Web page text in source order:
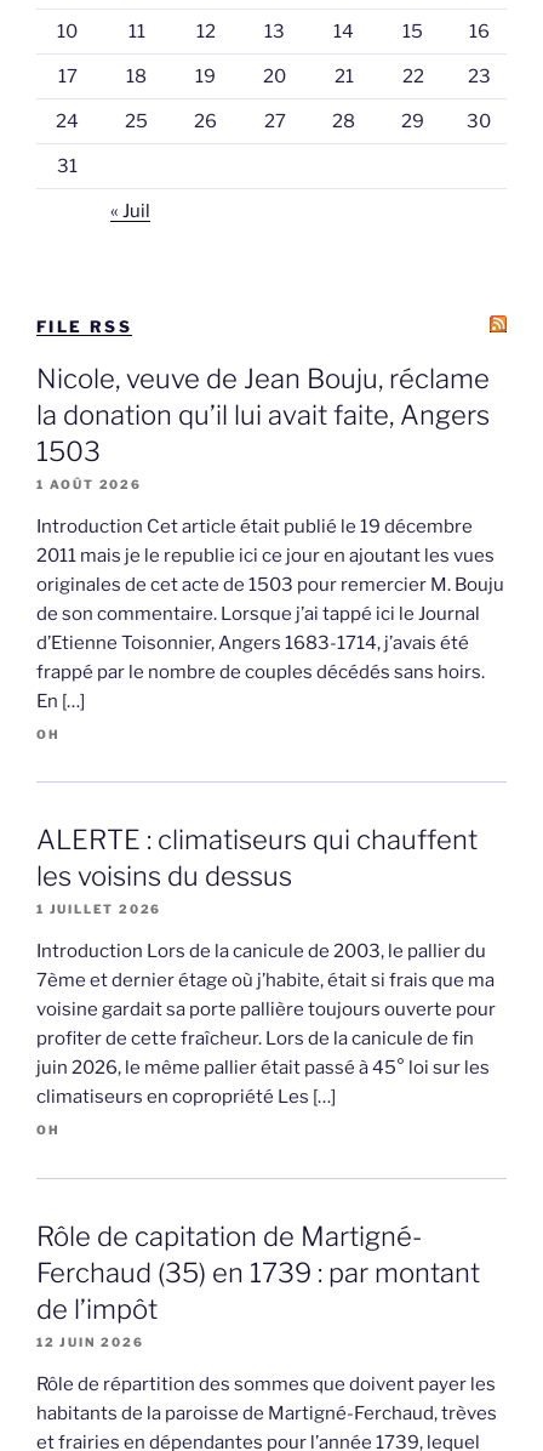
10 11 12 13 14 15 16
17 18 19 20 21 22 23
24 25 26 27 28 29 30
31
« Juil
FILE RSS
Nicole, veuve de Jean Bouju, réclame
la donation qu’il lui avait faite, Angers
1503
1 AOÛT 2026
Introduction Cet article était publié le 19 décembre
2011 mais je le republie ici ce jour en ajoutant les vues
originales de cet acte de 1503 pour remercier M. Bouju
de son commentaire. Lorsque j’ai tappé ici le Journal
d’Etienne Toisonnier, Angers 1683-1714, j’avais été
frappé par le nombre de couples décédés sans hoirs.
En […]
OH
ALERTE : climatiseurs qui chauffent
les voisins du dessus
1 JUILLET 2026
Introduction Lors de la canicule de 2003, le pallier du
7ème et dernier étage où j’habite, était si frais que ma
voisine gardait sa porte pallière toujours ouverte pour
profiter de cette fraîcheur. Lors de la canicule de fin
juin 2026, le même pallier était passé à 45° loi sur les
climatiseurs en copropriété Les […]
OH
Rôle de capitation de Martigné-
Ferchaud (35) en 1739 : par montant
de l’impôt
12 JUIN 2026
Rôle de répartition des sommes que doivent payer les
habitants de la paroisse de Martigné-Ferchaud, trèves
et frairies en dépendantes pour l’année 1739, lequel